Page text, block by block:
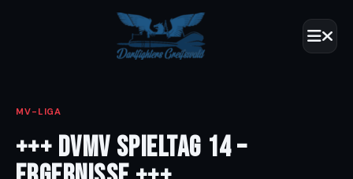
MV-LIGA
+++ DVMV SPIELTAG 14 –